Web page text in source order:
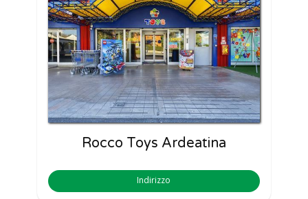
Rocco Toys Ardeatina
Indirizzo